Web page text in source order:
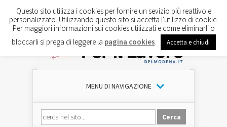
MENU DI NAVIGAZIONE
Questo sito utilizza i cookies per fornire un sevizio più reattivo e
personalizzato. Utilizzando questo sito si accetta l'utilizzo di cookie.
Per maggiori informazioni sui cookies utilizzati e come eliminarli o
bloccarli si prega di leggere la pagina cookies Accetta e chiudi